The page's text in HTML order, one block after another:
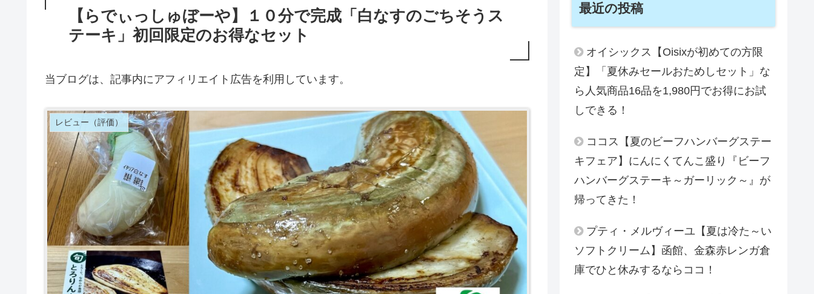
【らでぃっしゅぼーや】１０分で完成「白なすのごちそうス
テーキ」初回限定のお得なセット
当ブログは、記事内にアフィリエイト広告を利用しています。
レビュー（評価）
最近の投稿
オイシックス【Oisixが初めての方限
定】「夏休みセールおためしセット」な
ら人気商品16品を1,980円でお得にお試
しできる！
ココス【夏のビーフハンバーグステー
キフェア】にんにくてんこ盛り『ビーフ
ハンバーグステーキ～ガーリック～』が
帰ってきた！
プティ・メルヴィーユ【夏は冷た～い
ソフトクリーム】函館、金森赤レンガ倉
庫でひと休みするならココ！